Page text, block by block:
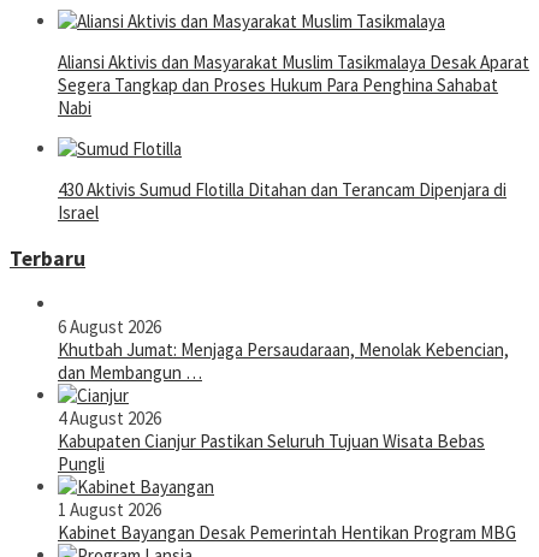
Aliansi Aktivis dan Masyarakat Muslim Tasikmalaya Desak Aparat
Segera Tangkap dan Proses Hukum Para Penghina Sahabat
Nabi
430 Aktivis Sumud Flotilla Ditahan dan Terancam Dipenjara di
Israel
Terbaru
6 August 2026
Khutbah Jumat: Menjaga Persaudaraan, Menolak Kebencian,
dan Membangun …
4 August 2026
Kabupaten Cianjur Pastikan Seluruh Tujuan Wisata Bebas
Pungli
1 August 2026
Kabinet Bayangan Desak Pemerintah Hentikan Program MBG